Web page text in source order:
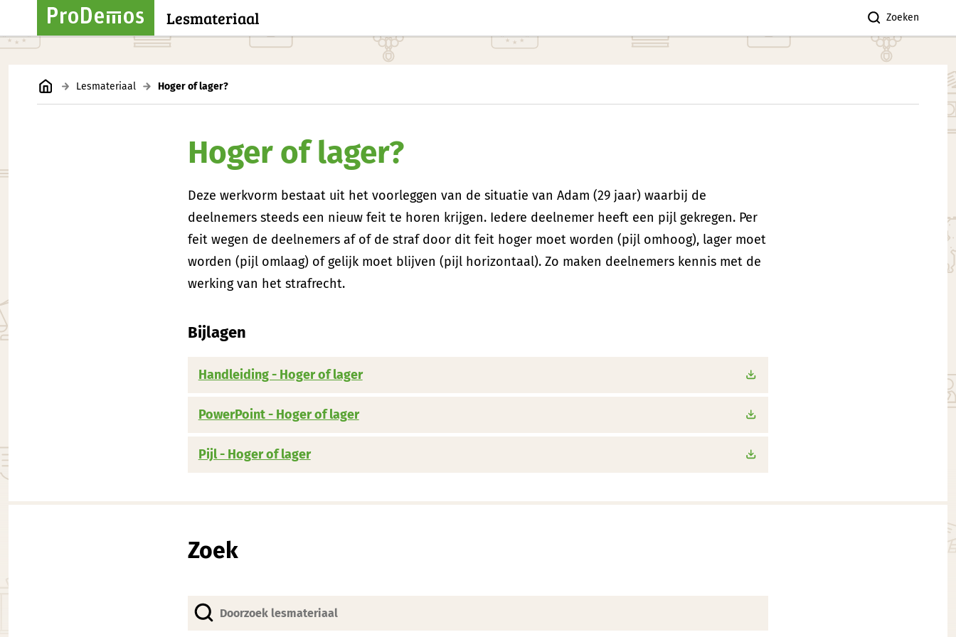
Lesmateriaal Zoeken
Lesmateriaal Hoger of lager?
Hoger of lager?
Deze werkvorm bestaat uit het voorleggen van de situatie van Adam (29 jaar) waarbij de
deelnemers steeds een nieuw feit te horen krijgen. Iedere deelnemer heeft een pijl gekregen. Per
feit wegen de deelnemers af of de straf door dit feit hoger moet worden (pijl omhoog), lager moet
worden (pijl omlaag) of gelijk moet blijven (pijl horizontaal). Zo maken deelnemers kennis met de
werking van het strafrecht.
Bijlagen
Handleiding - Hoger of lager
PowerPoint - Hoger of lager
Pijl - Hoger of lager
Zoek